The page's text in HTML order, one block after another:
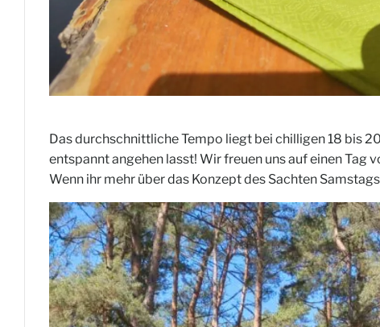
Das durchschnittliche Tempo liegt bei chilligen 18 bis
entspannt angehen lasst! Wir freuen uns auf einen Tag
Wenn ihr mehr über das Konzept des Sachten